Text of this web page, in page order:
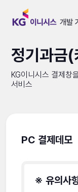
정기과금
KG이니시스 결제창
서비스
PC 결제데모
※ 유의사